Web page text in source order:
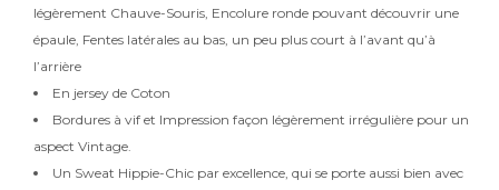
légèrement Chauve-Souris, Encolure ronde pouvant découvrir une
épaule, Fentes latérales au bas, un peu plus court à l’avant qu’à
l’arrière
En jersey de Coton
Bordures à vif et Impression façon légèrement irrégulière pour un
aspect Vintage.
Un Sweat Hippie-Chic par excellence, qui se porte aussi bien avec